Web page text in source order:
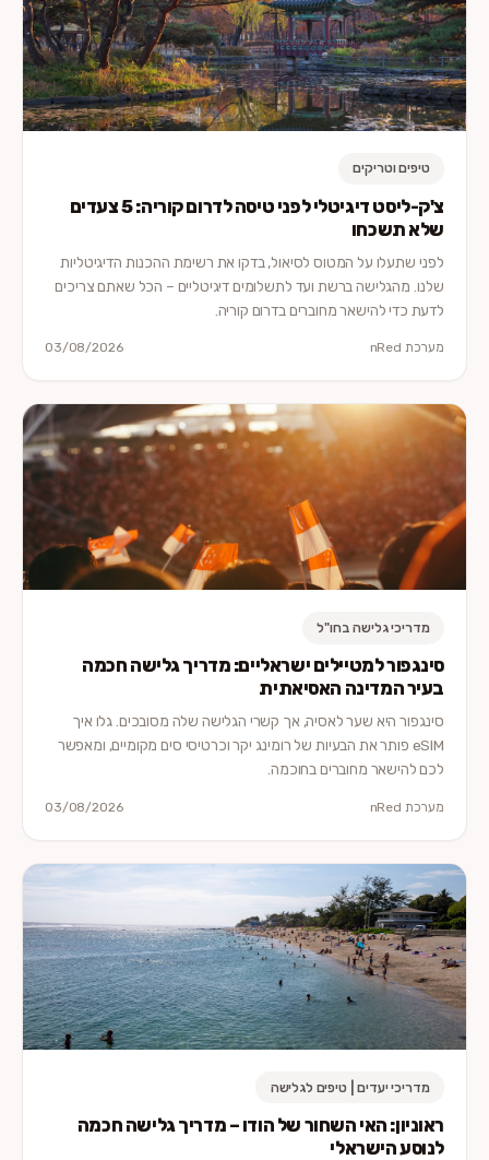
טיפים וטריקים
צ'ק-ליסט דיגיטלי לפני טיסה לדרום קוריה: 5 צעדים
שלא תשכחו
לפני שתעלו על המטוס לסיאול, בדקו את רשימת ההכנות הדיגיטליות
שלנו. מהגלישה ברשת ועד לתשלומים דיגיטליים – הכל שאתם צריכים
לדעת כדי להישאר מחוברים בדרום קוריה.
מערכת nRed 03/08/2026
מדריכי גלישה בחו"ל
סינגפור למטיילים ישראליים: מדריך גלישה חכמה
בעיר המדינה האסיאתית
סינגפור היא שער לאסיה, אך קשרי הגלישה שלה מסובכים. גלו איך
eSIM פותר את הבעיות של רומינג יקר וכרטיסי סים מקומיים, ומאפשר
לכם להישאר מחוברים בחוכמה.
מערכת nRed 03/08/2026
מדריכי יעדים | טיפים לגלישה
ראוניון: האי השחור של הודו – מדריך גלישה חכמה
לנוסע הישראלי